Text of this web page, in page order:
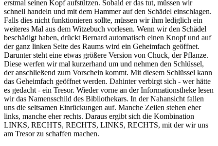
erstmal seinen Kopf aufstützen. Sobald er das tut, müssen wir
schnell handeln und mit dem Hammer auf den Schädel einschlagen.
Falls dies nicht funktionieren sollte, müssen wir ihm lediglich ein
weiteres Mal aus dem Witzebuch vorlesen. Wenn wir den Schädel
beschädigt haben, drückt Bernard automatisch einen Knopf und auf
der ganz linken Seite des Raums wird ein Geheimfach geöffnet.
Darunter steht eine etwas größere Version von Chuck, der Pflanze.
Diese werfen wir mal kurzerhand um und nehmen den Schlüssel,
der anschließend zum Vorschein kommt. Mit diesem Schlüssel kann
das Geheimfach geöffnet werden. Dahinter verbirgt sich - wer hätte
es gedacht - ein Tresor. Wieder vorne an der Informationstheke lesen
wir das Namensschild des Bibliothekars. In der Nahansicht fallen
uns die seltsamen Einrückungen auf. Manche Zeilen stehen eher
links, manche eher rechts. Daraus ergibt sich die Kombination
LINKS, RECHTS, RECHTS, LINKS, RECHTS, mit der wir uns
am Tresor zu schaffen machen.